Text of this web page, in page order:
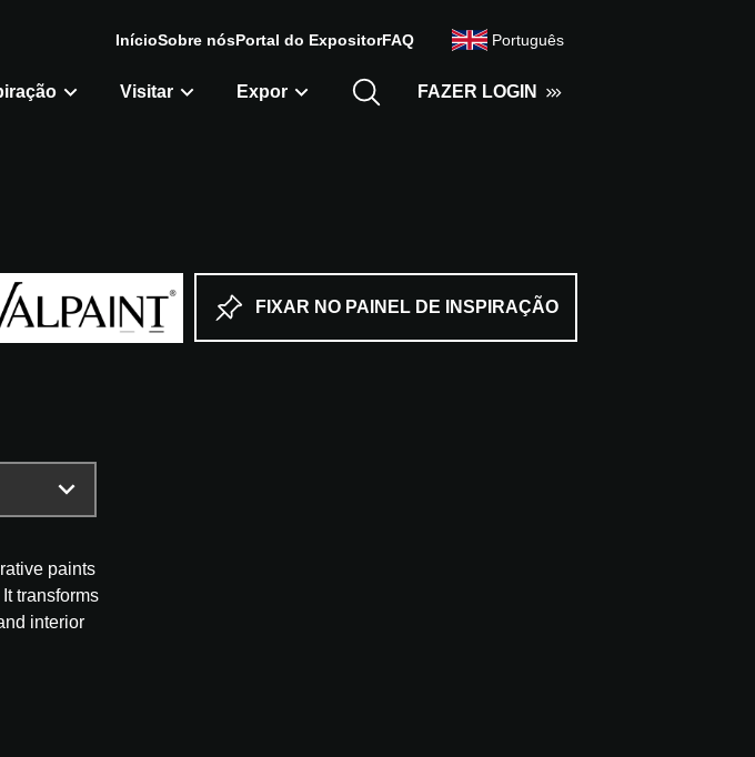
Visitar Expor FAZER LOGIN
InícioSobre nósPortal do ExpositorFAQ Português
FIXAR NO PAINEL DE INSPIRAÇÃO
paints
transforms
interior